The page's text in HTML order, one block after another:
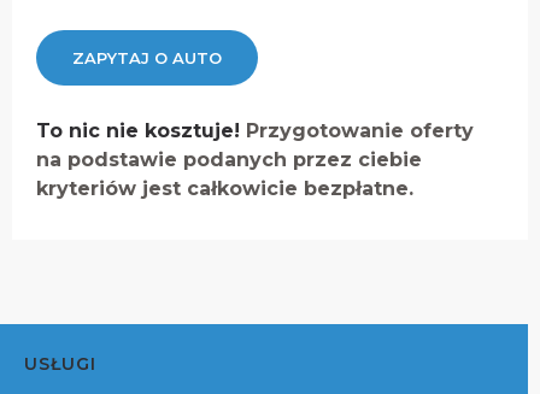
ZAPYTAJ O AUTO
To nic nie kosztuje! Przygotowanie oferty
na podstawie podanych przez ciebie
kryteriów jest całkowicie bezpłatne.
USŁUGI